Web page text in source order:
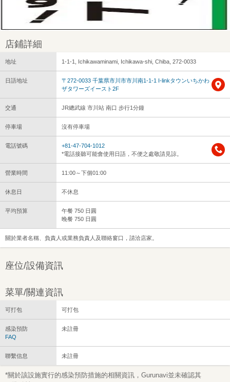
店鋪詳細
地址 1-1-1, Ichikawaminami, Ichikawa-shi, Chiba, 272-0033
日語地址
〒272-0033 千葉県市川市市川南1-1-1 I‐linkタウンいちかわ
ザタワーズイースト2F
交通 JR總武線 市川站 南口 步行1分鐘
停車場 沒有停車場
電話號碼
+81-47-704-1012
*電話接聽可能會使用日語，不便之處敬請見諒。
營業時間 11:00～下個01:00
休息日 不休息
平均預算
午餐 750 日圓
晚餐 750 日圓
關於業者名稱、負責人或業務負責人及聯絡窗口，請洽店家。
座位/設備資訊
菜單/關連資訊
可打包 可打包
感染預防
FAQ
未註冊
聯繫信息 未註冊
*關於該設施實行的感染預防措施的相關資訊，Gurunavi並未確認其